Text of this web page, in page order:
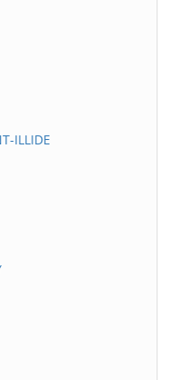
ILLIDE